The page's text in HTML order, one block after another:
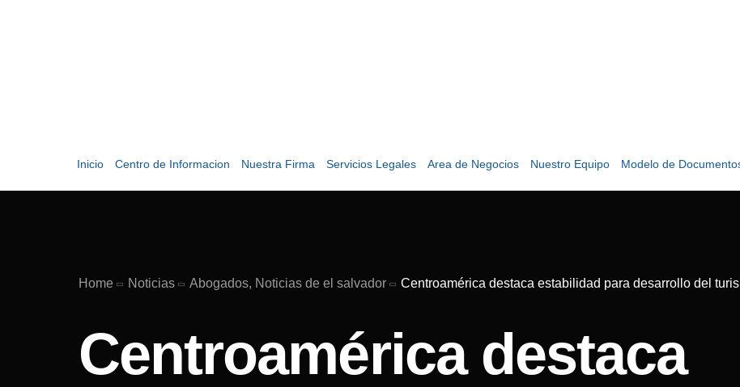
Inicio Centro de Informacion Nuestra Firma Servicios Legales Area de Negocios Nuestro Equipo Modelo de
Home Noticias Abogados, Noticias de el salvador Centroamérica destaca estabilidad para desarrollo del
Centroamérica destaca